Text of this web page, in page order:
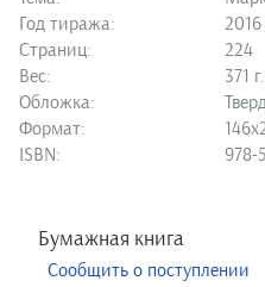
Год тиража:
2016
Страниц:
224
Вес:
371 г.
Обложка:
Формат:
ISBN:
978-
Бумажная книга
Сообщить о поступлении